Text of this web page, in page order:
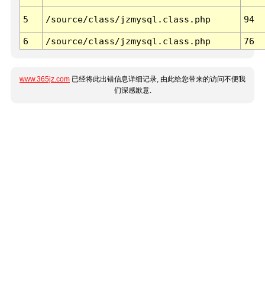
5 /source/class/jzmysql.class.php 94
6 /source/class/jzmysql.class.php 76
www.365jz.com 已经将此出错信息详细记录, 由此给您带来的访问不便我
们深感歉意.